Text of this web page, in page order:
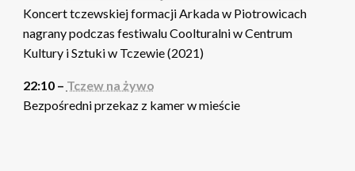
Koncert tczewskiej formacji Arkada w Piotrowicach
nagrany podczas festiwalu Coolturalni w Centrum
Kultury i Sztuki w Tczewie (2021)
22:10 – Tczew na żywo
Bezpośredni przekaz z kamer w mieście